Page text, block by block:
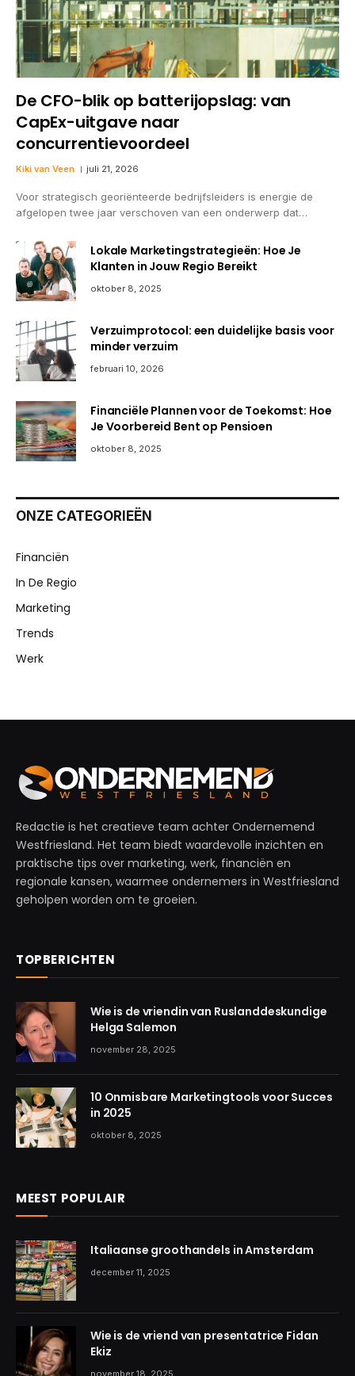
De CFO-blik op batterijopslag: van
CapEx-uitgave naar
concurrentievoordeel
Kiki van Veen juli 21, 2026
Voor strategisch georiënteerde bedrijfsleiders is energie de
afgelopen twee jaar verschoven van een onderwerp dat…
Lokale Marketingstrategieën: Hoe Je
Klanten in Jouw Regio Bereikt
oktober 8, 2025
Verzuimprotocol: een duidelijke basis voor
minder verzuim
februari 10, 2026
Financiële Plannen voor de Toekomst: Hoe
Je Voorbereid Bent op Pensioen
oktober 8, 2025
ONZE CATEGORIEËN
Financiën
In De Regio
Marketing
Trends
Werk
Redactie is het creatieve team achter Ondernemend
Westfriesland. Het team biedt waardevolle inzichten en
praktische tips over marketing, werk, financiën en
regionale kansen, waarmee ondernemers in Westfriesland
geholpen worden om te groeien.
TOPBERICHTEN
Wie is de vriendin van Ruslanddeskundige
Helga Salemon
november 28, 2025
10 Onmisbare Marketingtools voor Succes
in 2025
oktober 8, 2025
MEEST POPULAIR
Italiaanse groothandels in Amsterdam
december 11, 2025
Wie is de vriend van presentatrice Fidan
Ekiz